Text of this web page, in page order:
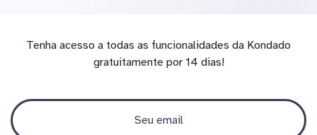
Tenha acesso a todas as funcionalidades da Kondado
gratuitamente por 14 dias!